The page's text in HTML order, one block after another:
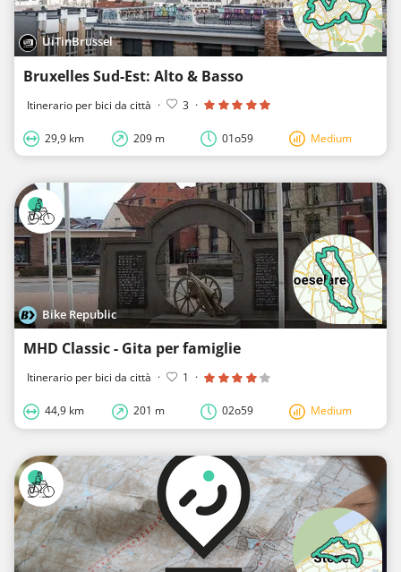
UiTinBrussel
Bruxelles Sud-Est: Alto & Basso
Itinerario per bici da città · 3 ·
29,9 km 209 m 01o59 Medium
Bike Republic
MHD Classic - Gita per famiglie
Itinerario per bici da città · 1 ·
44,9 km 201 m 02o59 Medium